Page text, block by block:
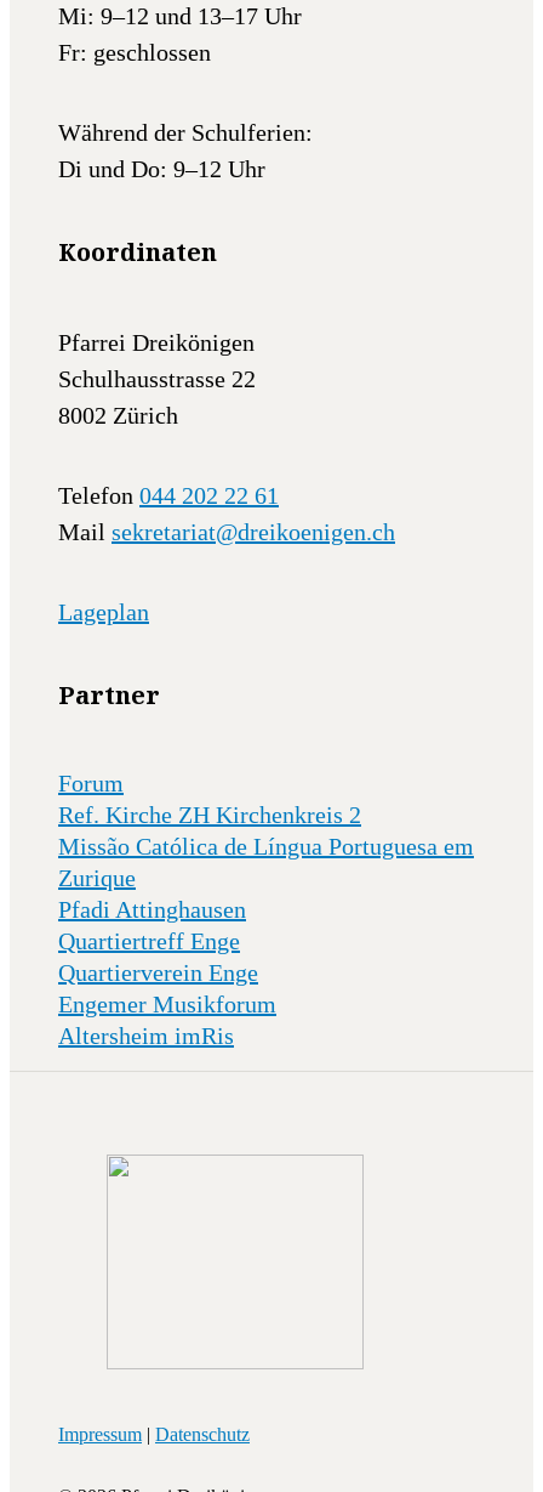
Mi: 9–12 und 13–17 Uhr
Fr: geschlossen
Während der Schulferien:
Di und Do: 9–12 Uhr
Koordinaten
Pfarrei Dreikönigen
Schulhausstrasse 22
8002 Zürich
Telefon 044 202 22 61
Mail sekretariat@dreikoenigen.ch
Lageplan
Partner
Forum
Ref. Kirche ZH Kirchenkreis 2
Missão Católica de Língua Portuguesa em
Zurique
Pfadi Attinghausen
Quartiertreff Enge
Quartierverein Enge
Engemer Musikforum
Altersheim imRis
Impressum | Datenschutz